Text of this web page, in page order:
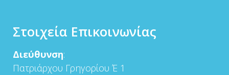
Στοιχεία Επικοινωνίας
Διεύθυνση:
Πατριάρχου Γρηγορίου Έ 1